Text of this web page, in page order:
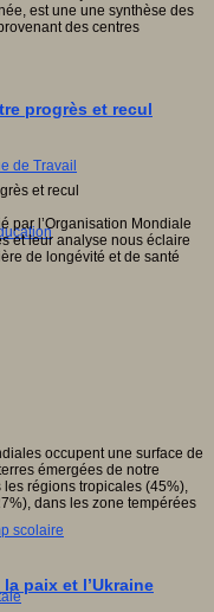
de Travail
scolaire
est une une synthèse des
des centres
progrès et recul
par l’Organisation Mondiale
et leur analyse nous éclaire
de longévité et de santé
occupent une surface de
émergées de notre
régions tropicales (45%),
dans les zone tempérées
paix et l’Ukraine